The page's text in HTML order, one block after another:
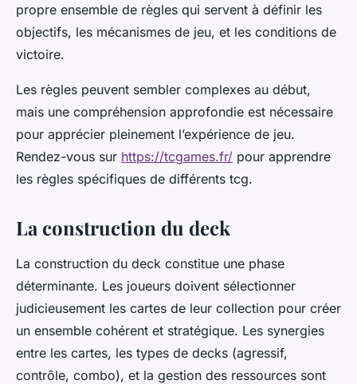
propre ensemble de règles qui servent à définir les
objectifs, les mécanismes de jeu, et les conditions de
victoire.
Les règles peuvent sembler complexes au début,
mais une compréhension approfondie est nécessaire
pour apprécier pleinement l’expérience de jeu.
Rendez-vous sur https://tcgames.fr/ pour apprendre
les règles spécifiques de différents tcg.
La construction du deck
La construction du deck constitue une phase
déterminante. Les joueurs doivent sélectionner
judicieusement les cartes de leur collection pour créer
un ensemble cohérent et stratégique. Les synergies
entre les cartes, les types de decks (agressif,
contrôle, combo), et la gestion des ressources sont